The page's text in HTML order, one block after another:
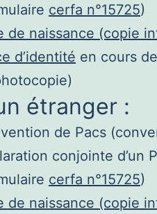
cerfa n°15725)
de naissance (copie
d’identité en cours
étranger :
de Pacs
conjointe d’un
cerfa n°15725)
de naissance (copie